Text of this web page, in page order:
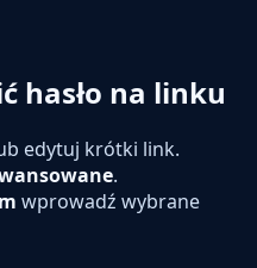
hasło na linku
edytuj krótki link.
.
wprowadź wybrane